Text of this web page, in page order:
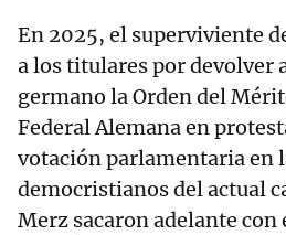
En 2025, el superviviente
a los titulares por devolver
germano la Orden del
Federal Alemana en
votación parlamentaria en
democristianos del actual
Merz sacaron adelante con